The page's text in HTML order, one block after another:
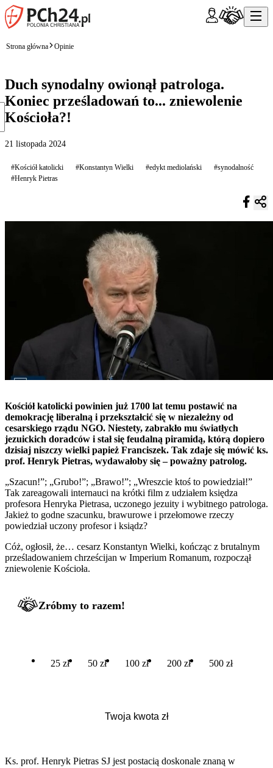
Strona główna Opinie
Duch synodalny owionął patrologa.
Koniec prześladowań to... zniewolenie
Kościoła?!
21 listopada 2024
#Kościół katolicki #Konstantyn Wielki #edykt mediolański
#synodalność
#Henryk Pietras
Kościół katolicki powinien już 1700 lat temu postawić na
demokrację liberalną i przekształcić się w niezależny od
cesarskiego rządu NGO. Niestety, zabrakło mu światłych
jezuickich doradców i stał się feudalną piramidą, którą dopiero
dzisiaj niszczy wielki papież Franciszek. Tak zdaje się mówić ks.
prof. Henryk Pietras, wydawałoby się – poważny patrolog.
„Szacun!”; „Grubo!”; „Brawo!”; „Wreszcie ktoś to powiedział!”
Tak zareagowali internauci na krótki film z udziałem księdza
profesora Henryka Pietrasa, uczonego jezuity i wybitnego patrologa.
Jakież to godne szacunku, brawurowe i przełomowe rzeczy
powiedział uczony profesor i ksiądz?
Cóż, ogłosił, że… cesarz Konstantyn Wielki, kończąc z brutalnym
prześladowaniem chrześcijan w Imperium Romanum, rozpoczął
zniewolenie Kościoła.
Zróbmy to razem!
25 zł 50 zł 100 zł 200 zł 500 zł
Ks. prof. Henryk Pietras SJ jest postacią doskonale znaną w